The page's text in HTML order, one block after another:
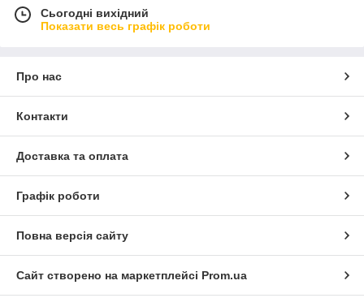
Сьогодні вихідний
Показати весь графік роботи
Про нас
Контакти
Доставка та оплата
Графік роботи
Повна версія сайту
Сайт створено на маркетплейсі Prom.ua